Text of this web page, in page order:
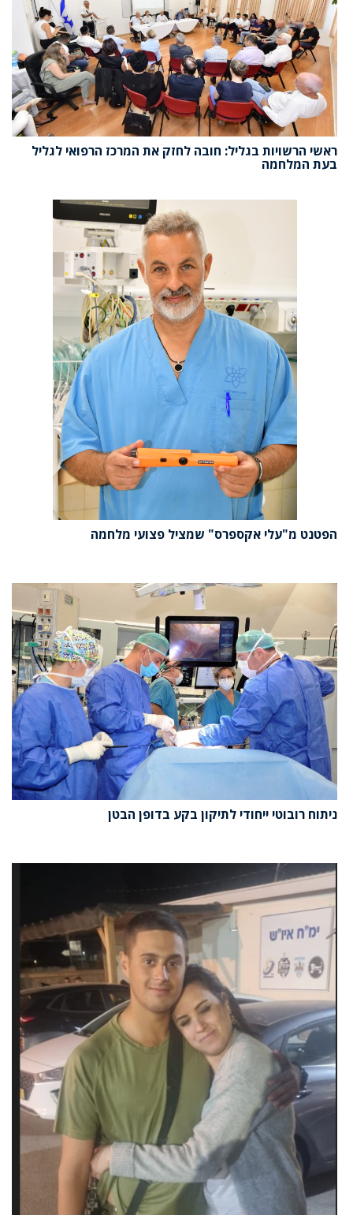
ראשי הרשויות בגליל: חובה לחזק את המרכז הרפואי לגליל
בעת המלחמה
הפטנט מ"עלי אקספרס" שמציל פצועי מלחמה
ניתוח רובוטי ייחודי לתיקון בקע בדופן הבטן